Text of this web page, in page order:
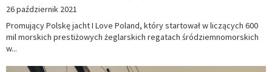
26 październik 2021
Promujący Polskę jacht I Love Poland, który startował w liczących 600
mil morskich prestiżowych żeglarskich regatach śródziemnomorskich
w...